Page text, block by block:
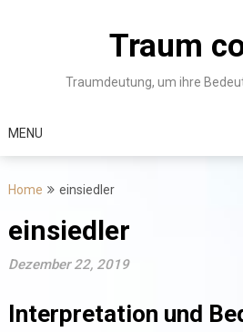
Traum
Traumdeutung, um ihre
MENU
Home einsiedler
einsiedler
Dezember 22, 2019
Interpretation und